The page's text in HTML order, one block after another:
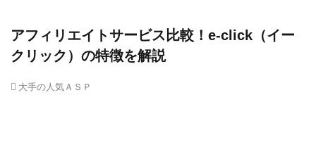
アフィリエイトサービス比較！e-click（イー
クリック）の特徴を解説
大手の人気ＡＳＰ